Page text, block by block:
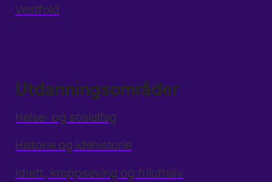
Vestfold
Utdanningsområder
Helse- og sosialfag
Historie og idéhistorie
Idrett, kroppsøving og friluftsliv